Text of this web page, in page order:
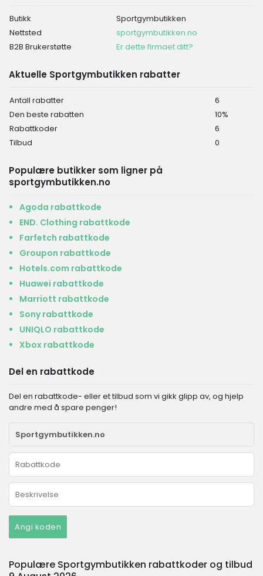
Butikk
Sportgymbutikken
Nettsted
sportgymbutikken.no
B2B Brukerstøtte
Er dette firmaet ditt?
Aktuelle Sportgymbutikken rabatter
Antall rabatter
6
Den beste rabatten
10%
Rabattkoder
6
Tilbud
0
Populære butikker som ligner på
sportgymbutikken.no
Agoda rabattkode
END. Clothing rabattkode
Farfetch rabattkode
Groupon rabattkode
Hotels.com rabattkode
Huawei rabattkode
Marriott rabattkode
Sony rabattkode
UNIQLO rabattkode
Xbox rabattkode
Del en rabattkode
Del en rabattkode- eller et tilbud som vi gikk glipp av, og hjelp
andre med å spare penger!
Angi koden
Populære Sportgymbutikken rabattkoder og tilbud